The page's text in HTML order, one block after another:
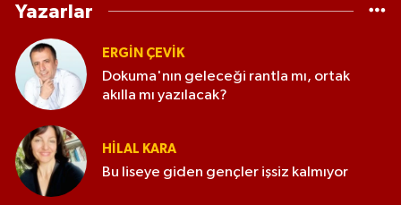
Yazarlar
ERGIN ÇEVİK
Dokuma'nın geleceği rantla mı, ortak
akılla mı yazılacak?
HILAL KARA
Bu liseye giden gençler işsiz kalmıyor